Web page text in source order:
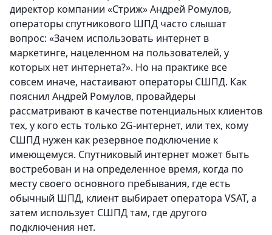
директор компании «Стриж» Андрей Ромулов,
операторы спутникового ШПД часто слышат
вопрос: «Зачем использовать интернет в
маркетинге, нацеленном на пользователей, у
которых нет интернета?». Но на практике все
совсем иначе, настаивают операторы СШПД. Как
пояснил Андрей Ромулов, провайдеры
рассматривают в качестве потенциальных клиентов
тех, у кого есть только 2G-интернет, или тех, кому
СШПД нужен как резервное подключение к
имеющемуся. Спутниковый интернет может быть
востребован и на определенное время, когда по
месту своего основного пребывания, где есть
обычный ШПД, клиент выбирает оператора VSAT, а
затем использует СШПД там, где другого
подключения нет.